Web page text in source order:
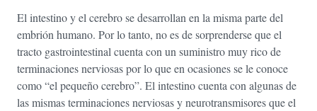
El intestino y el cerebro se desarrollan en la misma parte del
embrión humano. Por lo tanto, no es de sorprenderse que el
tracto gastrointestinal cuenta con un suministro muy rico de
terminaciones nerviosas por lo que en ocasiones se le conoce
como “el pequeño cerebro”. El intestino cuenta con algunas de
las mismas terminaciones nerviosas y neurotransmisores que el